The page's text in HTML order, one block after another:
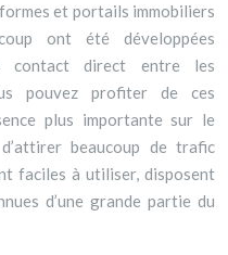
et portails immobiliers
ont été développées
contact direct entre les
pouvez profiter de ces
plus importante sur le
beaucoup de trafic
faciles à utiliser, disposent
d’une grande partie du